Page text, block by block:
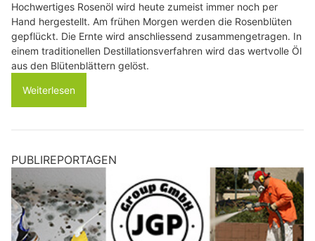
Hochwertiges Rosenöl wird heute zumeist immer noch per
Hand hergestellt. Am frühen Morgen werden die Rosenblüten
gepflückt. Die Ernte wird anschliessend zusammengetragen. In
einem traditionellen Destillationsverfahren wird das wertvolle Öl
aus den Blütenblättern gelöst.
Weiterlesen
PUBLIREPORTAGEN